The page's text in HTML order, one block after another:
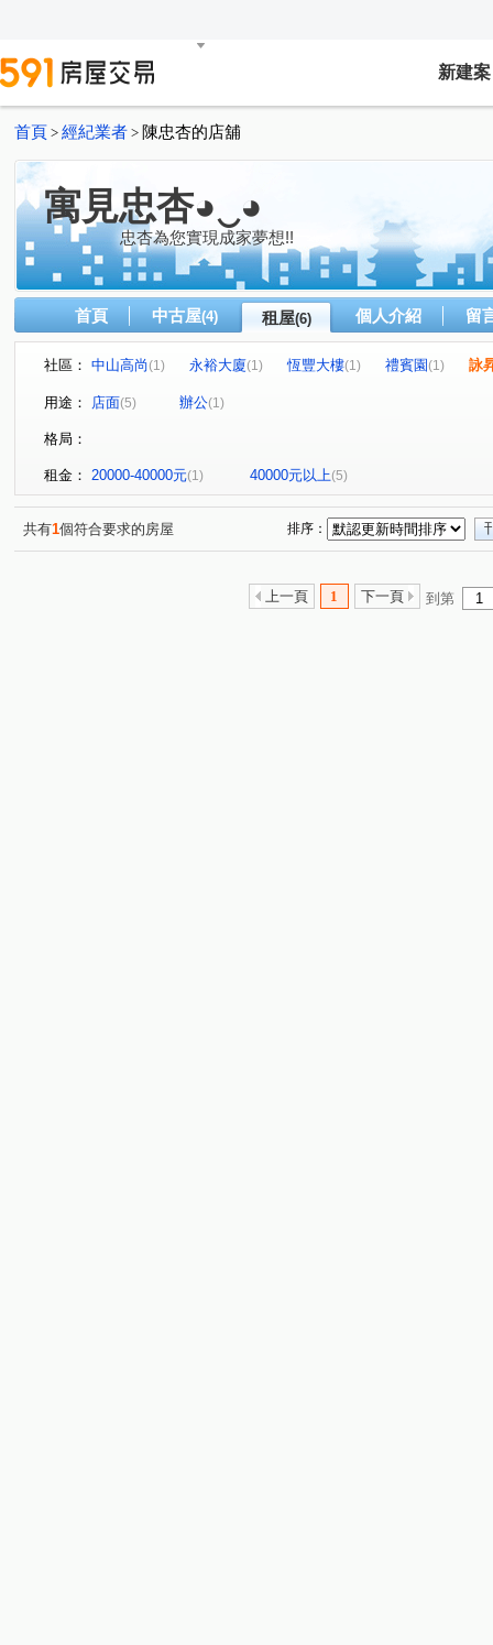
新建案
首頁 > 經紀業者 > 陳忠杏的店舖
寓見忠杏◕‿◕
忠杏為您實現成家夢想!!
首頁 中古屋(4) 租屋(6) 個人介紹 留
社區： 中山高尚(1) 永裕大廈(1) 恆豐大樓(1) 禮賓園(1)
詠
中山路二段
用途： 店面(5) 辦公(1)
格局：
租金： 20000-40000元(1) 40000元以上(5)
共有1個符合要求的房屋 排序：
上一頁 1 下一頁 到第